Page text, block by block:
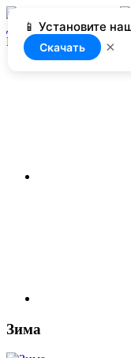
📱 Установите
Скачать ×
Добавить
Нет доступа
Зима